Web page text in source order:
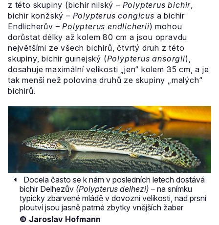
z této skupiny (bichir nilský – Polypterus bichir,
bichir konžský – Polypterus congicus a bichir
Endlicherův –Polypterus endlicherii) mohou
dorůstat délky až kolem 80 cm a jsou opravdu
největšími ze všech bichirů, čtvrtý druh z této
skupiny, bichir guinejský (Polypterus ansorgii),
dosahuje maximální velikosti „jen“ kolem 35 cm, a je
tak menší než polovina druhů ze skupiny „malých“
bichirů.
Docela často se k nám v posledních letech dostává
bichir Delhezův (Polypterus delhezi) – na snímku
typicky zbarvené mládě v dovozní velikosti, nad prsní
ploutví jsou jasně patrné zbytky vnějších žaber
© Jaroslav Hofmann